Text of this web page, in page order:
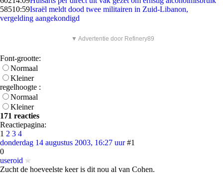
58510:59Israël meldt dood twee militairen in Zuid-Libanon,
vergelding aangekondigd
▼ Advertentie door Refinery89
Font-grootte:
Normaal
Kleiner
regelhoogte :
Normaal
Kleiner
171 reacties
Reactiepagina:
1 2 3 4
donderdag 14 augustus 2003, 16:27 uur #1
0
useroid
Zucht de hoeveelste keer is dit nou al van Cohen.